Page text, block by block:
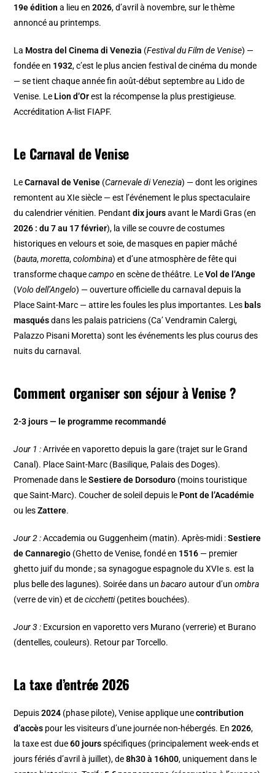
19e édition a lieu en2026, d’avril à novembre, sur le thème
annoncé au printemps.
La Mostra del Cinema di Venezia (Festival du Film de Venise) —
fondée en 1932, c’est le plus ancien festival de cinéma du monde
— se tient chaque année fin août-début septembre au Lido de
Venise. Le Lion d’Orest la récompense la plus prestigieuse.
Accréditation A-list FIAPF.
Le Carnaval de Venise
LeCarnaval de Venise (Carnevale di Venezia) — dont les origines
remontent au XIe siècle — est l’événement le plus spectaculaire
du calendrier vénitien. Pendantdix joursavant le Mardi Gras (en
2026 : du 7 au 17 février), la ville se couvre de costumes
historiques en velours et soie, de masques en papier mâché
(bauta,moretta,colombina) et d’une atmosphère de fête qui
transforme chaquecampo en scène de théâtre. LeVol de l’Ange
(Volo dell’Angelo) — ouverture officielle du carnaval depuis la
Place Saint-Marc — attire les foules les plus importantes. Les bals
masquésdans les palais patriciens (Ca’ Vendramin Calergi,
Palazzo Pisani Moretta) sont les événements les plus courus des
nuits du carnaval.
Comment organiser son séjour à Venise ?
2-3 jours — le programme recommandé
Jour 1 :Arrivée en vaporetto depuis la gare (trajet sur le Grand
Canal). Place Saint-Marc (Basilique, Palais des Doges).
Promenade dans leSestiere de Dorsoduro (moins touristique
que Saint-Marc). Coucher de soleil depuis le Pont de l’Académie
ou lesZattere.
Jour 2 :Accademia ou Guggenheim (matin). Après-midi :Sestiere
de Cannaregio (Ghetto de Venise, fondé en 1516 — premier
ghetto juif du monde ; sa synagogue espagnole du XVIe s. est la
plus belle des lagunes). Soirée dans unbacaro autour d’unombra
(verre de vin) et decicchetti(petites bouchées).
Jour 3 : Excursion en vaporetto vers Murano (verrerie) et Burano
(dentelles, couleurs). Retour par Torcello.
La taxe d’entrée 2026
Depuis2024 (phase pilote), Venise applique unecontribution
d’accès pour les visiteurs d’une journée non-hébergés. En2026,
la taxe est due60 joursspécifiques (principalement week-ends et
jours fériés d’avril à juillet), de8h30 à 16h00, uniquement dans le